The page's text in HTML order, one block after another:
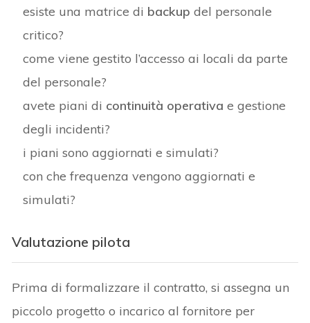
esiste una matrice di backup del personale
critico?
come viene gestito l’accesso ai locali da parte
del personale?
avete piani di continuità operativa e gestione
degli incidenti?
i piani sono aggiornati e simulati?
con che frequenza vengono aggiornati e
simulati?
Valutazione pilota
Prima di formalizzare il contratto, si assegna un
piccolo progetto o incarico al fornitore per